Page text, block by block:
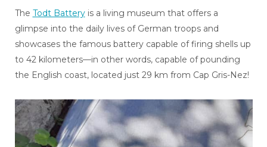
The Todt Batteryis a living museum that offers a
glimpse into the daily lives of German troops and
showcases the famous battery capable of firing shells up
to 42 kilometers—in other words, capable of pounding
the English coast, located just 29 km from Cap Gris-Nez!